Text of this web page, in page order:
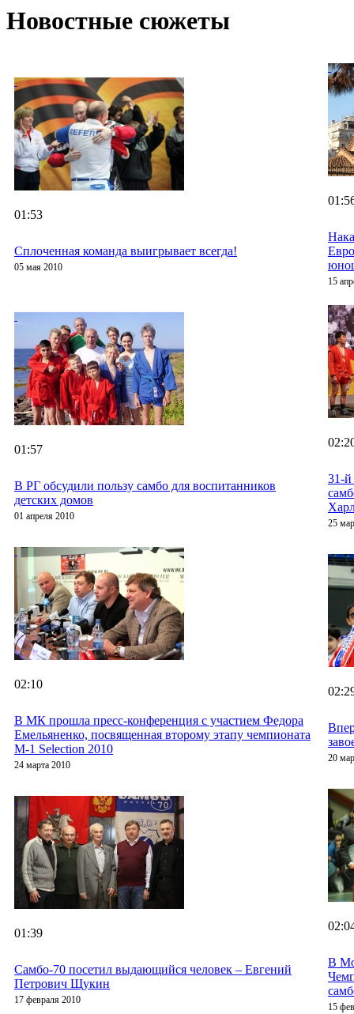
Новостные сюжеты
01:53
Сплоченная команда выигрывает всегда!
05 мая 2010
15
01:57
В РГ обсудили пользу самбо для воспитанников
детских домов
01 апреля 2010
31-
25
02:10
В МК прошла пресс-конференция с участием Федора
Емельяненко, посвященная второму этапу чемпионата
M-1 Selection 2010
24 марта 2010
20
01:39
Cамбо-70 посетил выдающийся человек – Евгений
Петрович Щукин
17 февраля 2010
В
15